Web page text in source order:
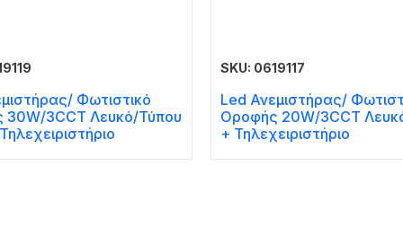
Φωτιστικό
30W/3CCT Λευκό/Τύπου
SKU: 0619117
Led Ανεμιστήρας/
Οροφής 20W/3CCT
+ Τηλεχειριστήριο